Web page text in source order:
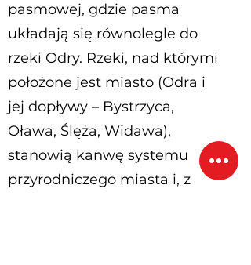
pasmowej, gdzie pasma
układają się równolegle do
rzeki Odry. Rzeki, nad którymi
położone jest miasto (Odra i
jej dopływy – Bystrzyca,
Oława, Ślęża, Widawa),
stanowią kanwę systemu
przyrodniczego miasta i, z